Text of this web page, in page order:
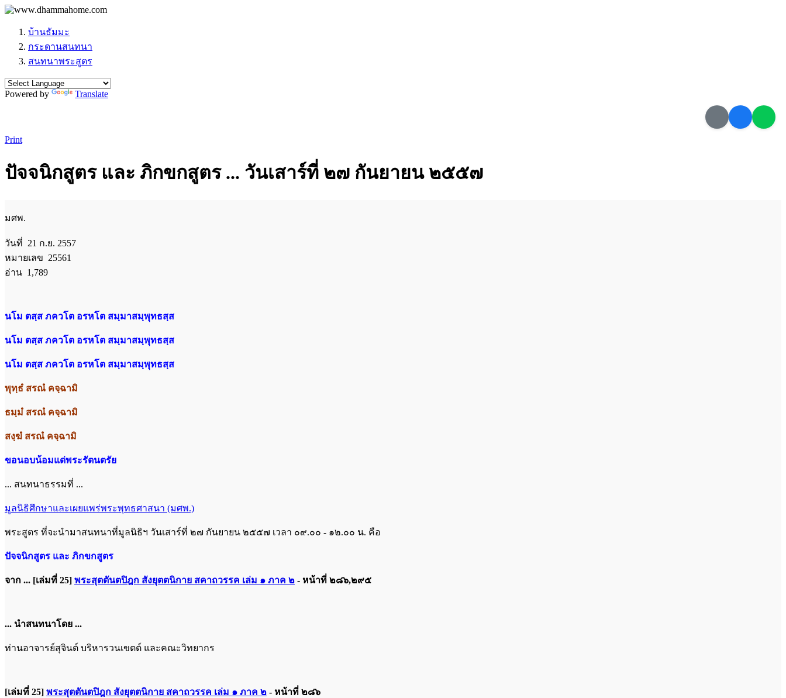
บ้านธัมมะ
กระดานสนทนา
สนทนาพระสูตร
Powered by Translate
Print
ปัจจนิกสูตร และ ภิกขกสูตร ... วันเสาร์ที่ ๒๗ กันยายน ๒๕๕๗
มศพ.
วันที่ 21 ก.ย. 2557
หมายเลข 25561
อ่าน 1,789
นโม ตสฺส ภควโต อรหโต สมฺมาสมฺพุทธสฺส
นโม ตสฺส ภควโต อรหโต สมฺมาสมฺพุทธสฺส
นโม ตสฺส ภควโต อรหโต สมฺมาสมฺพุทธสฺส
พุทฺธํ สรณํ คจฺฉามิ
ธมฺมํ สรณํ คจฺฉามิ
สงฺฆํ สรณํ คจฺฉามิ
ขอนอบน้อมแด่พระรัตนตรัย
... สนทนาธรรมที่ ...
มูลนิธิศึกษาและเผยแพร่พระพุทธศาสนา (มศพ.)
พระสูตร ที่จะนำมาสนทนาที่มูลนิธิฯ วันเสาร์ที่ ๒๗ กันยายน ๒๕๕๗ เวลา ๐๙.๐๐ - ๑๒.๐๐ น. คือ
ปัจจนิกสูตร และ ภิกขกสูตร
จาก ... [เล่มที่ 25] พระสุตตันตปิฎก สังยุตตนิกาย สคาถวรรค เล่ม ๑ ภาค ๒ - หน้าที่ ๒๘๖,๒๙๕
... นำสนทนาโดย ...
ท่านอาจารย์สุจินต์ บริหารวนเขตต์ และคณะวิทยากร
[เล่มที่ 25] พระสุตตันตปิฎก สังยุตตนิกาย สคาถวรรค เล่ม ๑ ภาค ๒ - หน้าที่ ๒๘๖